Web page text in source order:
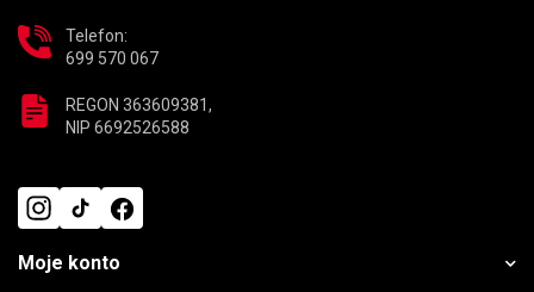
Telefon:
699 570 067
REGON 363609381,
NIP 6692526588
Moje konto